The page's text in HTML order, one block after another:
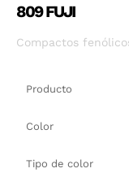
809 FUJI
Compactos
Producto
Color
Tipo de color